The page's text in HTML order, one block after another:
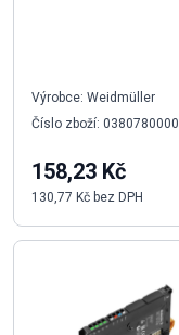
Výrobce: Weidmüller
Číslo zboží: 0380780000
158,23 Kč
130,77 Kč bez DPH